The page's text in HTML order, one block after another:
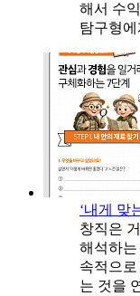
해서 수
탐구형
‘내게 맞
창직은
해석하는
속적으
는 것을